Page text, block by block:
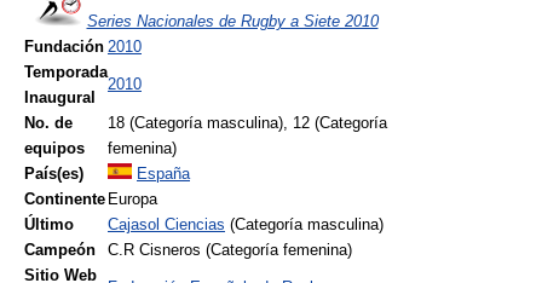
Series Nacionales de Rugby a Siete 2010
Fundación 2010
Temporada
Inaugural
2010
No. de
equipos
18 (Categoría masculina), 12 (Categoría
femenina)
País(es)
España
Continente Europa
Último
Campeón
Cajasol Ciencias (Categoría masculina)
C.R Cisneros (Categoría femenina)
Sitio Web